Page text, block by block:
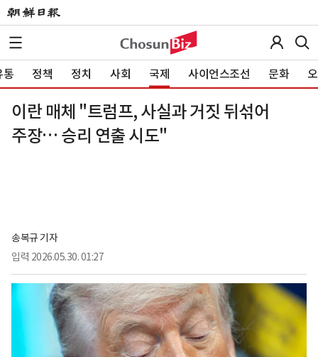
통 정책 정치 사회 국제 사이언스조선 문화
이란 매체 "트럼프, 사실과 거짓 뒤섞어
주장… 승리 연출 시도"
송복규 기자
입력 2026.05.30. 01:27